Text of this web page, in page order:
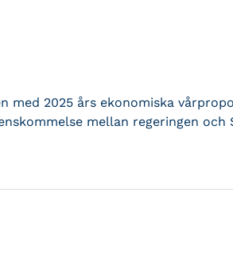
med 2025 års ekonomiska
mellan regeringen och